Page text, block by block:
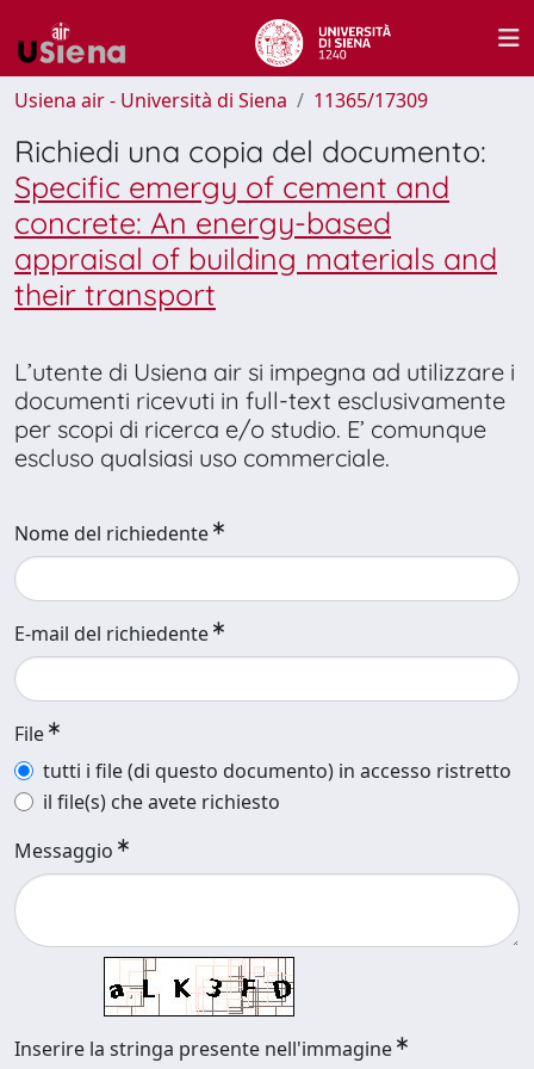
Usiena air - Università di Siena 11365/17309
Richiedi una copia del documento:
Specific emergy of cement and
concrete: An energy-based
appraisal of building materials and
their transport
L’utente di Usiena air si impegna ad utilizzare i
documenti ricevuti in full-text esclusivamente
per scopi di ricerca e/o studio. E’ comunque
escluso qualsiasi uso commerciale.
Nome del richiedente
E-mail del richiedente
File
tutti i file (di questo documento) in accesso ristretto
il file(s) che avete richiesto
Messaggio
Inserire la stringa presente nell'immagine